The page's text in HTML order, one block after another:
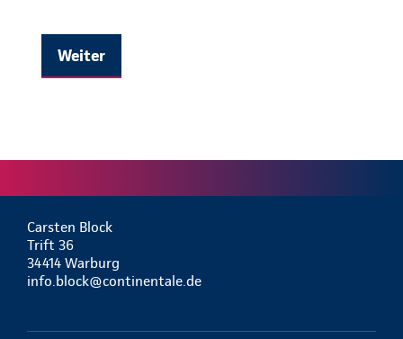
Weiter
Carsten Block
Trift 36
34414 Warburg
info.block@continentale.de